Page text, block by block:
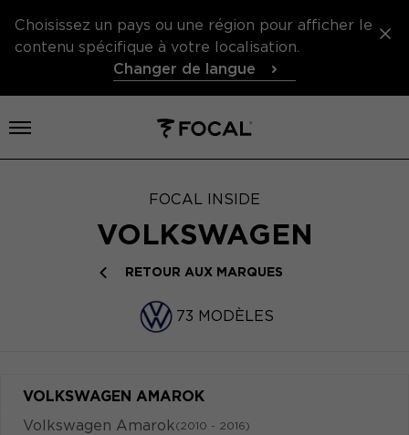
Choisissez un pays ou une région pour afficher le
contenu spécifique à votre localisation.
Changer de langue
Ouvrir le menu
FOCAL INSIDE
VOLKSWAGEN
RETOUR AUX MARQUES
73 MODÈLES
VOLKSWAGEN AMAROK
Volkswagen Amarok(2010 - 2016)